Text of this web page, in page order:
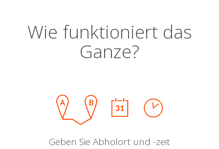
Wie funktioniert das
Ganze?
Geben Sie Abholort und -zeit